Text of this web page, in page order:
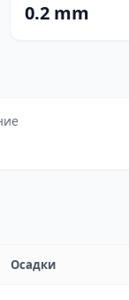
0.2 mm
Осадки